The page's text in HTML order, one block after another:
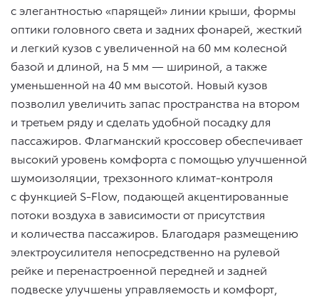
с элегантностью «парящей» линии крыши, формы
оптики головного света и задних фонарей, жесткий
и легкий кузов с увеличенной на 60 мм колесной
базой и длиной, на 5 мм — шириной, а также
уменьшенной на 40 мм высотой. Новый кузов
позволил увеличить запас пространства на втором
и третьем ряду и сделать удобной посадку для
пассажиров. Флагманский кроссовер обеспечивает
высокий уровень комфорта с помощью улучшенной
шумоизоляции, трехзонного климат-контроля
с функцией S-Flow, подающей акцентированные
потоки воздуха в зависимости от присутствия
и количества пассажиров. Благодаря размещению
электроусилителя непосредственно на рулевой
рейке и перенастроенной передней и задней
подвеске улучшены управляемость и комфорт,